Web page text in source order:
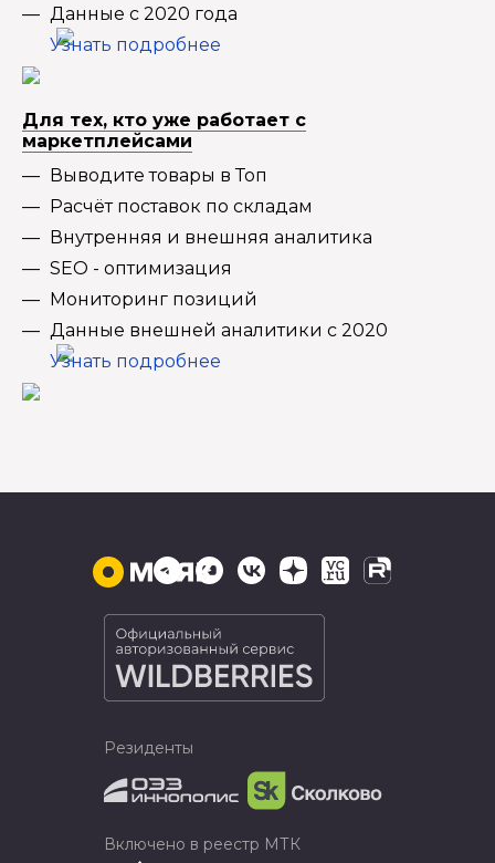
Данные с 2020 года
Узнать подробнее
Для тех, кто уже работает с
маркетплейсами
Выводите товары в Топ
Расчёт поставок по складам
Внутренняя и внешняя аналитика
SEO - оптимизация
Мониторинг позиций
Данные внешней аналитики с 2020
Узнать подробнее
Резиденты
Включено в реестр МТК